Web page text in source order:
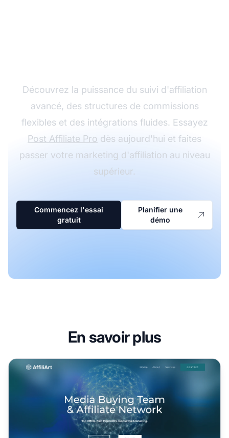
Découvrez la puissance du suivi d'affiliation
avancé, des structures de commissions
flexibles et des intégrations fluides. Essayez
Post Affiliate Pro dès aujourd'hui et faites
passer votre marketing d'affiliation au niveau
supérieur.
Commencez l'essai
gratuit
Planifier une
démo
En savoir plus
Programme d'affiliation AffiliArt